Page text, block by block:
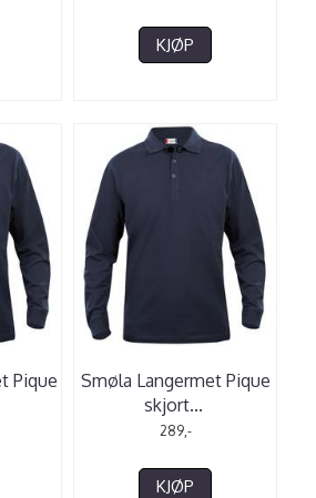
KJØP
Pique
Smøla Langermet Pique
skjort...
289,-
KJØP